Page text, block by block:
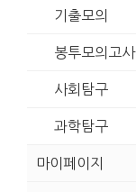
기출모의
봉투모의고사
사회탐구
과학탐구
마이페이지